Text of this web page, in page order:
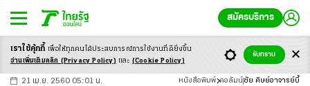
สมัครบริการ
-ก ก ก+
21 เม.ย. 2560 05:01 น. หนังสือพิมพ์ คอลัมน์ ชัย ศิษย์อาจารย์บี้
เราใช้คุ้กกี้ เพื่อให้ทุกคนได้ประสบการณ์การใช้งานที่ดียิ่งขึ้น
อ่านเพิ่มเติมคลิก (Privacy Policy) และ (Cookie Policy)
รับทราบ